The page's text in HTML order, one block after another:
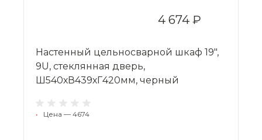
4 674 ₽
Настенный цельносварной шкаф 19",
9U, стеклянная дверь,
Ш540хВ439хГ420мм, черный
• Цена — 4674